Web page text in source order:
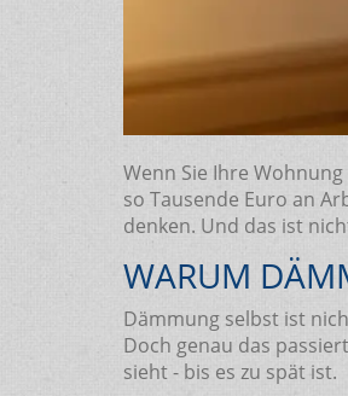
Wenn Sie Ihre
so Tausende Euro an
denken. Und das ist
WARUM
Dämmung selbst ist
Doch genau das
sieht - bis es zu spät ist.